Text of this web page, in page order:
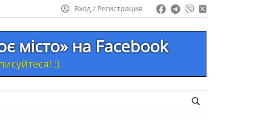
Вход / Регистрация
місто» на Facebook
:)